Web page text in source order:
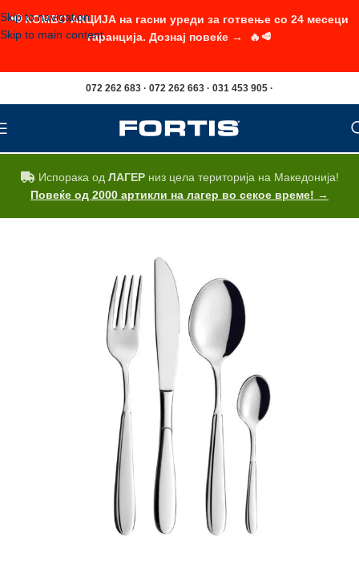
Skip to navigation
Skip to main content
072 262 683 · 072 262 663 · 031 453 905 ·
Испорака од ЛАГЕРниз цела територија на Македонија!
Повеќе од 2000 артикли на лагер во секое време! →
📢 КОМБО АКЦИЈА на гасни уреди за готвење со 24 месеци
гаранција. Дознај повеќе → 🔥🥩